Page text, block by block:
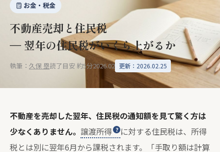
お金・税金
不動産売却と住民税
— 翌年の住民税がいくら上がるか
執筆： 久保 塁読了目安 約5分2026.02 更新：2026.02.25
不動産を売却した翌年、住民税の通知額を見て驚く方は
少なくありません。 譲渡所得
に対する住民税は、所得
税とは別に翌年6月から課税されます。「手取り額は計算